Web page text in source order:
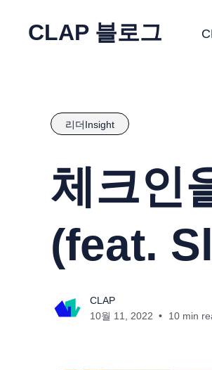
CLAP 블로그
리더Insight
체크인
(feat.
CLAP
10월 11, 2022
10 min